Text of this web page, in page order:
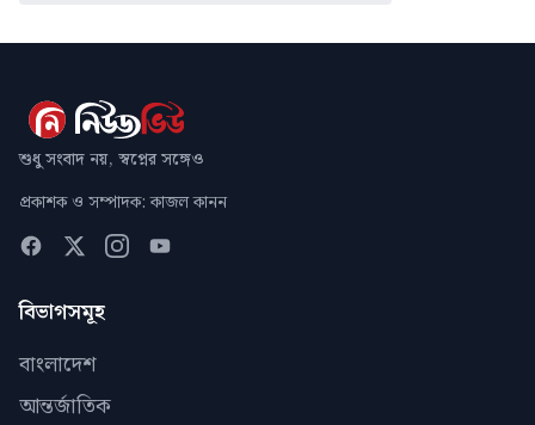
শুধু সংবাদ নয়, স্বপ্নের সঙ্গেও
প্রকাশক ও সম্পাদক: কাজল কানন
বিভাগসমূহ
বাংলাদেশ
আন্তর্জাতিক